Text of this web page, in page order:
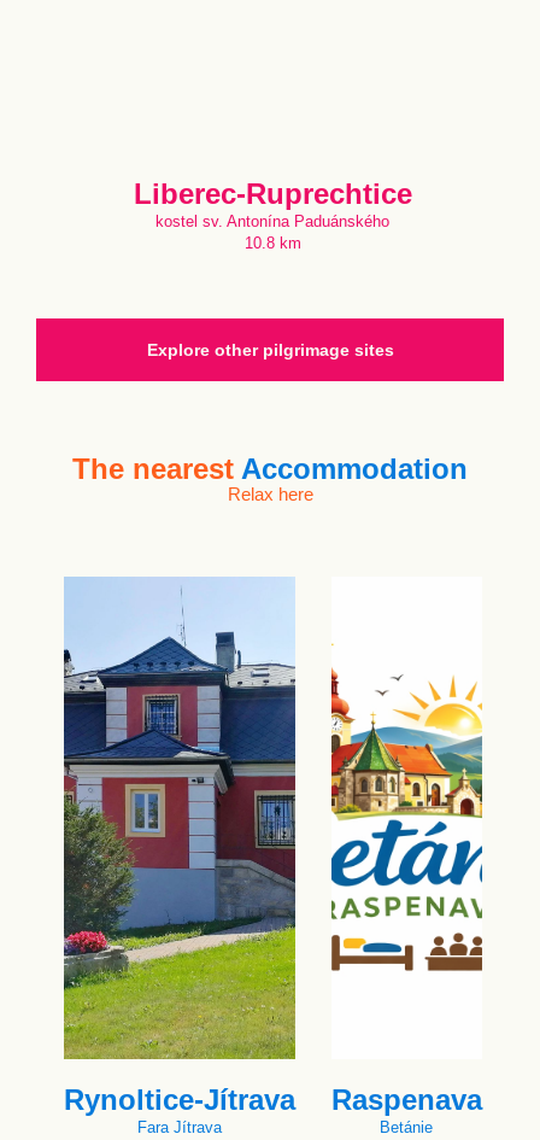
Liberec-Ruprechtice
kostel sv. Antonína Paduánského
10.8 km
Explore other pilgrimage sites
The nearest Accommodation
Relax here
Rynoltice-Jítrava
Fara Jítrava
Raspenava
Betánie